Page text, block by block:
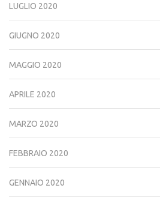
LUGLIO 2020
GIUGNO 2020
MAGGIO 2020
APRILE 2020
MARZO 2020
FEBBRAIO 2020
GENNAIO 2020